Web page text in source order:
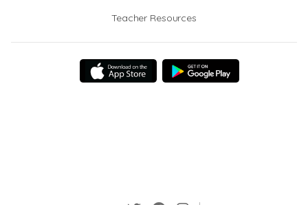
Teacher Resources